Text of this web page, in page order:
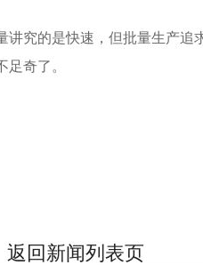
究的是快速，但批量生产追
奇了。
返回新闻列表页